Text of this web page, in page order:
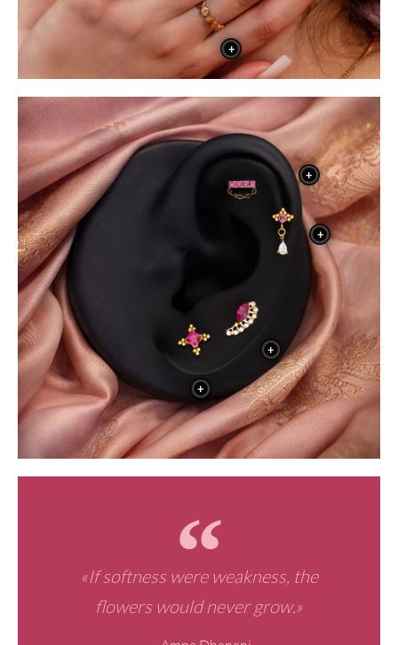
+
+
+
+
+
«If softness were weakness, the
flowers would never grow.»